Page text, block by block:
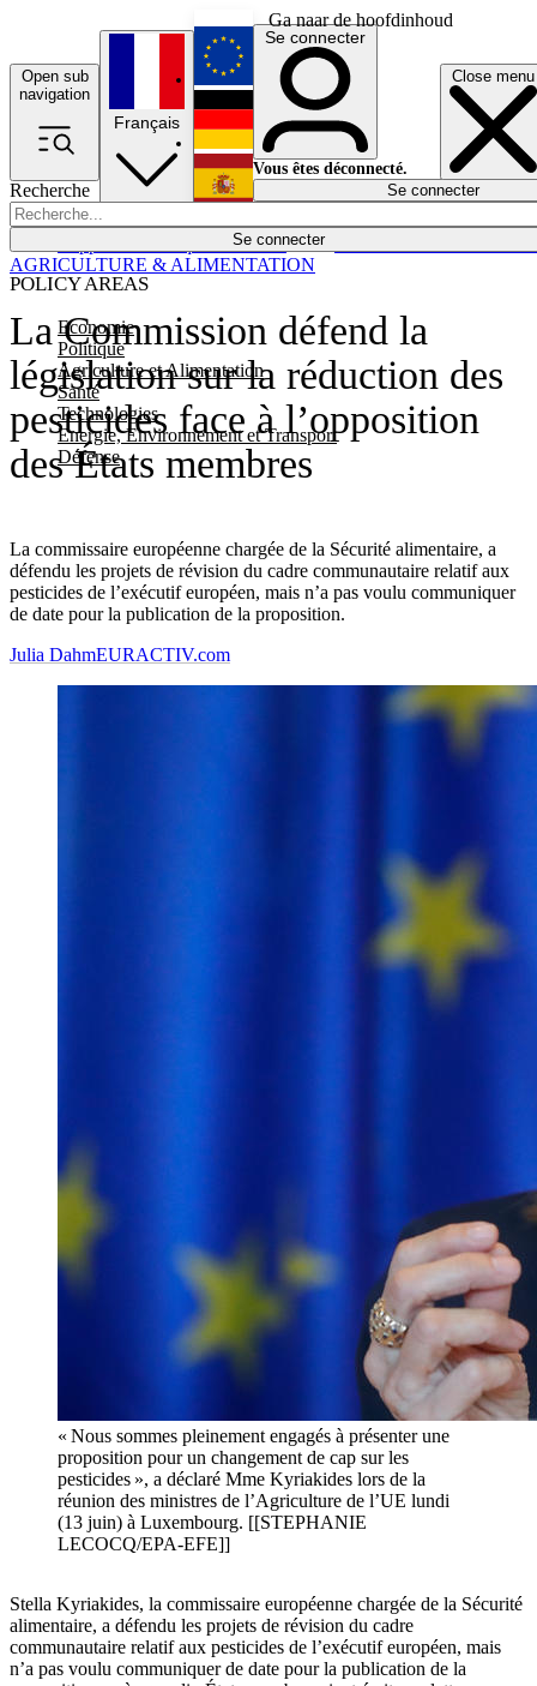
Ga naar de hoofdinhoud
Open sub
navigation
Close menu
Recherche
Se connecter
POLICY AREAS
Economie
Politique
Agriculture et Alimentation
Santé
Technologies
Energie, Environnement et Transport
Défense
Économie
Français
English
Deutsch
Español
Se connecter
Vous êtes déconnecté.
Se connecter
La Commission défend la
législation sur la réduction des
pesticides face à l’opposition
des États membres
La commissaire européenne chargée de la Sécurité alimentaire, a
défendu les projets de révision du cadre communautaire relatif aux
pesticides de l’exécutif européen, mais n’a pas voulu communiquer
de date pour la publication de la proposition.
AGRICULTURE & ALIMENTATION
Julia DahmEURACTIV.com
« Nous sommes pleinement engagés à présenter une
proposition pour un changement de cap sur les
pesticides », a déclaré Mme Kyriakides lors de la
réunion des ministres de l’Agriculture de l’UE lundi
(13 juin) à Luxembourg. [[STEPHANIE
LECOCQ/EPA-EFE]]
Stella Kyriakides, la commissaire européenne chargée de la Sécurité
alimentaire, a défendu les projets de révision du cadre
communautaire relatif aux pesticides de l’exécutif européen, mais
n’a pas voulu communiquer de date pour la publication de la